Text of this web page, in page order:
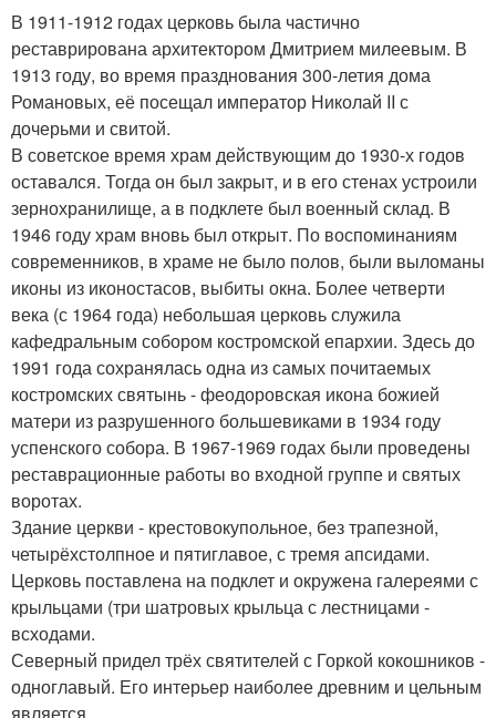
В 1911-1912 годах церковь была частично
реставрирована архитектором Дмитрием милеевым. В
1913 году, во время празднования 300-летия дома
Романовых, её посещал император Николай II с
дочерьми и свитой.
В советское время храм действующим до 1930-х годов
оставался. Тогда он был закрыт, и в его стенах устроили
зернохранилище, а в подклете был военный склад. В
1946 году храм вновь был открыт. По воспоминаниям
современников, в храме не было полов, были выломаны
иконы из иконостасов, выбиты окна. Более четверти
века (с 1964 года) небольшая церковь служила
кафедральным собором костромской епархии. Здесь до
1991 года сохранялась одна из самых почитаемых
костромских святынь - феодоровская икона божией
матери из разрушенного большевиками в 1934 году
успенского собора. В 1967-1969 годах были проведены
реставрационные работы во входной группе и святых
воротах.
Здание церкви - крестовокупольное, без трапезной,
четырёхстолпное и пятиглавое, с тремя апсидами.
Церковь поставлена на подклет и окружена галереями с
крыльцами (три шатровых крыльца с лестницами -
всходами.
Северный придел трёх святителей с Горкой кокошников -
одноглавый. Его интерьер наиболее древним и цельным